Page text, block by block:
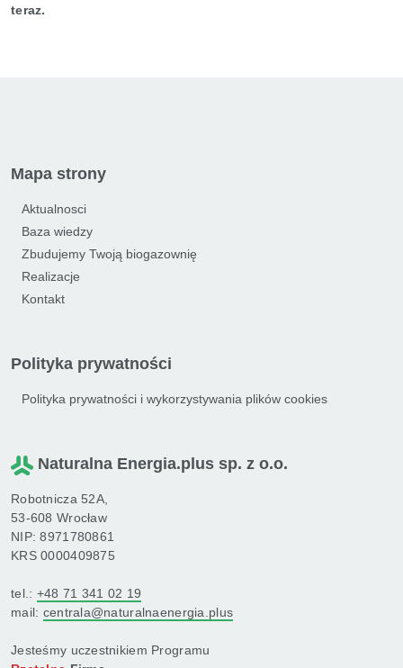
teraz.
Naturalna Energia.plus sp. z o.o.
Robotnicza 52A,
53-608 Wrocław
NIP: 8971780861
KRS 0000409875
tel.: +48 71 341 02 19
mail: centrala@naturalnaenergia.plus
Jesteśmy uczestnikiem Programu
Mapa strony
Aktualnosci
Baza wiedzy
Zbudujemy Twoją biogazownię
Realizacje
Kontakt
Polityka prywatności
Polityka prywatności i wykorzystywania plików cookies